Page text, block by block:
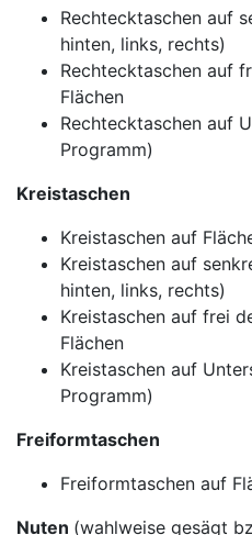
Rechtecktaschen auf
hinten, links, rechts)
Rechtecktaschen auf
Flächen
Rechtecktaschen auf
Programm)
Kreistaschen
Kreistaschen auf
Kreistaschen auf
hinten, links, rechts)
Kreistaschen auf frei
Flächen
Kreistaschen auf
Programm)
Freiformtaschen
Freiformtaschen auf
Nuten (wahlweise gesägt